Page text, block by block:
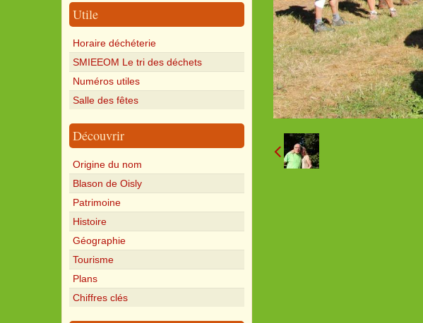
Utile
Horaire déchéterie
SMIEEOM Le tri des déchets
Numéros utiles
Salle des fêtes
Découvrir
Origine du nom
Blason de Oisly
Patrimoine
Histoire
Géographie
Tourisme
Plans
Chiffres clés